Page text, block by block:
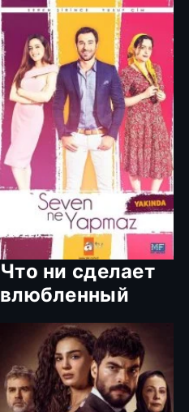
Что ни сделает
влюбленный